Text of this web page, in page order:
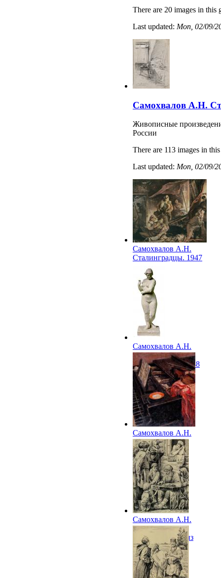
There are 20 images in this
Last updated: Mon, 02/09/
Самохвалов А.Н.
Живописные
России
There are 113 images in
Last updated: Mon, 02/09/
Самохвалов А.Н.
Сталинградцы. 1947
Самохвалов А.Н.
Женская фигура
(Купальщица). 1948
Самохвалов А.Н.
Натюрморт со
скрипкой. 1948
Самохвалов А.Н.
Иллюстрация к
«Путешествию из
Петербурга в
Москву». Клин